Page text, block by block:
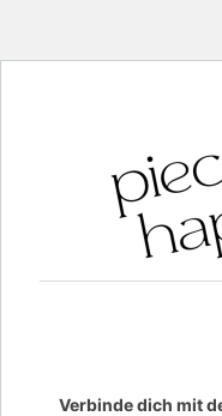
Verbinde dich mit